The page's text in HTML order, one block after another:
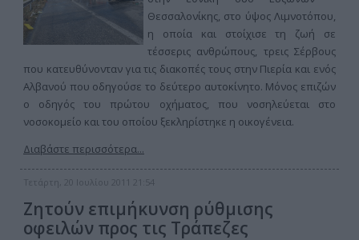
Θεσσαλονίκης, στο ύψος Λιμνοτόπου,
η οποία και στοίχισε τη ζωή σε
τέσσερις ανθρώπους, τρεις Σέρβους
που κατευθύνονταν για τις διακοπές τους στην Πιερία και ενός
Αλβανού που οδηγούσε το δεύτερο αυτοκίνητο. Μόνος επιζών
ο οδηγός του πρώτου οχήματος, που νοσηλεύεται στο
νοσοκομείο και του οποίου ξεκληρίστηκε η οικογένεια.
Διαβάστε περισσότερα...
Τετάρτη, 20 Ιουλίου 2011 21:54
Ζητούν επιμήκυνση ρύθμισης
οφειλών προς τις Τράπεζες